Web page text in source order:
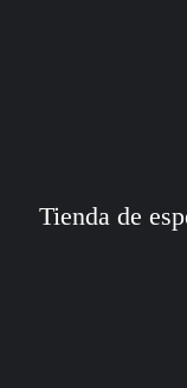
Tienda de